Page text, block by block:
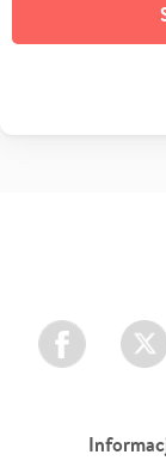
Facebook Twitter